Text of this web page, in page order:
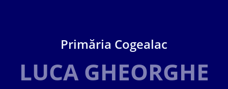
Primăria Cogealac
LUCA GHEORGHE